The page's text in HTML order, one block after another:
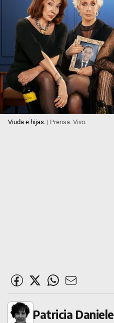
Viuda e hijas. | Prensa. Vivo.
Patricia Daniele